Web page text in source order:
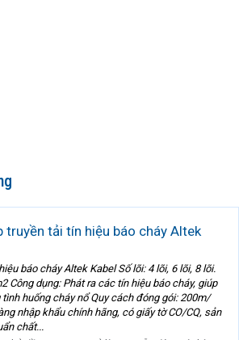
truyền tải tín hiệu báo cháy Altek
báo cháy Altek Kabel Số lõi: 4 lõi, 6 lõi, 8 lõi.
Công dụng: Phát ra các tín hiệu báo cháy, giúp
huống cháy nổ Quy cách đóng gói: 200m/
nhập khẩu chính hãng, có giấy tờ CO/CQ, sản
chất...